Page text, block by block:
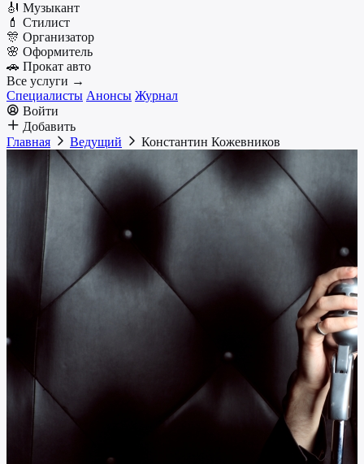
🎻 Музыкант
💄 Стилист
🎊 Организатор
🌸 Оформитель
🚗 Прокат авто
Все услуги →
Специалисты Анонсы Журнал
Войти
Добавить
Главная
Ведущий Константин Кожевников